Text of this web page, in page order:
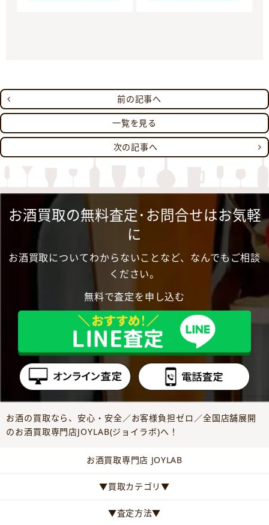
前の記事へ
一覧を見る
次の記事へ
お酒買取の無料査定･お問合せはお気軽
に
お酒買取についてわからないことなど、なんでもご相談
ください。
無料で査定を申し込む
お酒の買取なら、安心・安全／お客様負担ゼロ／全国店舗展開
のお酒買取専門店JOYLAB(ジョイラボ)へ！
お酒買取専門店 JOYLAB
▼買取カテゴリ▼
▼査定方法▼